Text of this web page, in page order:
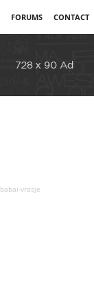
FORUMS CONTACT
babai-vrasje